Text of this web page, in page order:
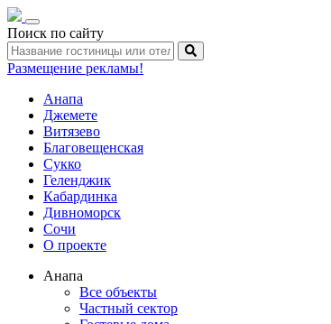
Toggle
navigation
Поиск по сайту
Размещение рекламы!
Анапа
Джемете
Витязево
Благовещенская
Сукко
Геленджик
Кабардинка
Дивноморск
Сочи
О проекте
Анапа
Все объекты
Частный сектор